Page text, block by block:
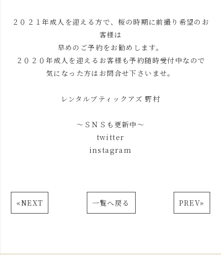
２０２１年成人を迎える方で、桜の時期に前撮り希望のお
客様は
早めのご予約をお勧めします。
２０２０年成人を迎えるお客様も予約随時受付中なので
気になった方はお問合せ下さいませ。
レンタルブティックアズ 野村
～ＳＮＳも更新中～
twitter
instagram
«NEXT 一覧へ戻る PREV»